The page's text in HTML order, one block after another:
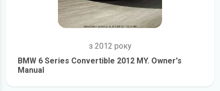
з 2012 року
BMW 6 Series Convertible 2012 MY. Owner's
Manual